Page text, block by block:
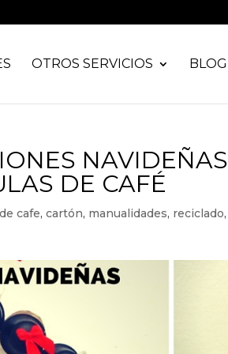
OTROS SERVICIOS BLOG
NAVIDEÑAS
DE CAFÉ
cafe,cartón, manualidades, reciclado,